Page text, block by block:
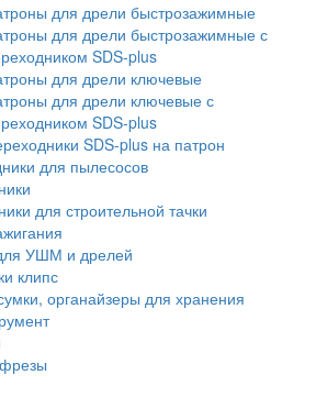
для дрели быстрозажимные
для дрели быстрозажимные с
SDS-plus
для дрели ключевые
для дрели ключевые с
SDS-plus
SDS-plus на патрон
для пылесосов
для строительной тачки
УШМ и дрелей
клипс
органайзеры для хранения